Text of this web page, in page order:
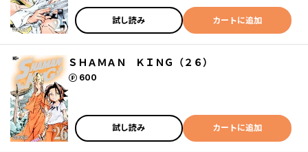
試し読み カートに追加
ＳＨＡＭＡＮ ＫＩＮＧ（２６）
600
ポイント
試し読み カートに追加